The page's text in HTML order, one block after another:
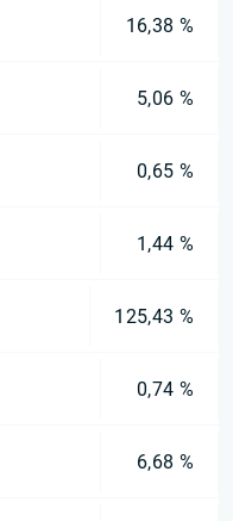
16,38 %
5,06 %
0,65 %
1,44 %
125,43 %
0,74 %
6,68 %